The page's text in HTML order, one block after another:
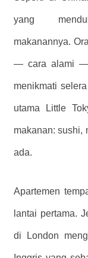
yang
makanannya.
— cara alami —
menikmati
utama Little
makanan: sushi,
ada.
Apartemen
lantai pertama.
di London